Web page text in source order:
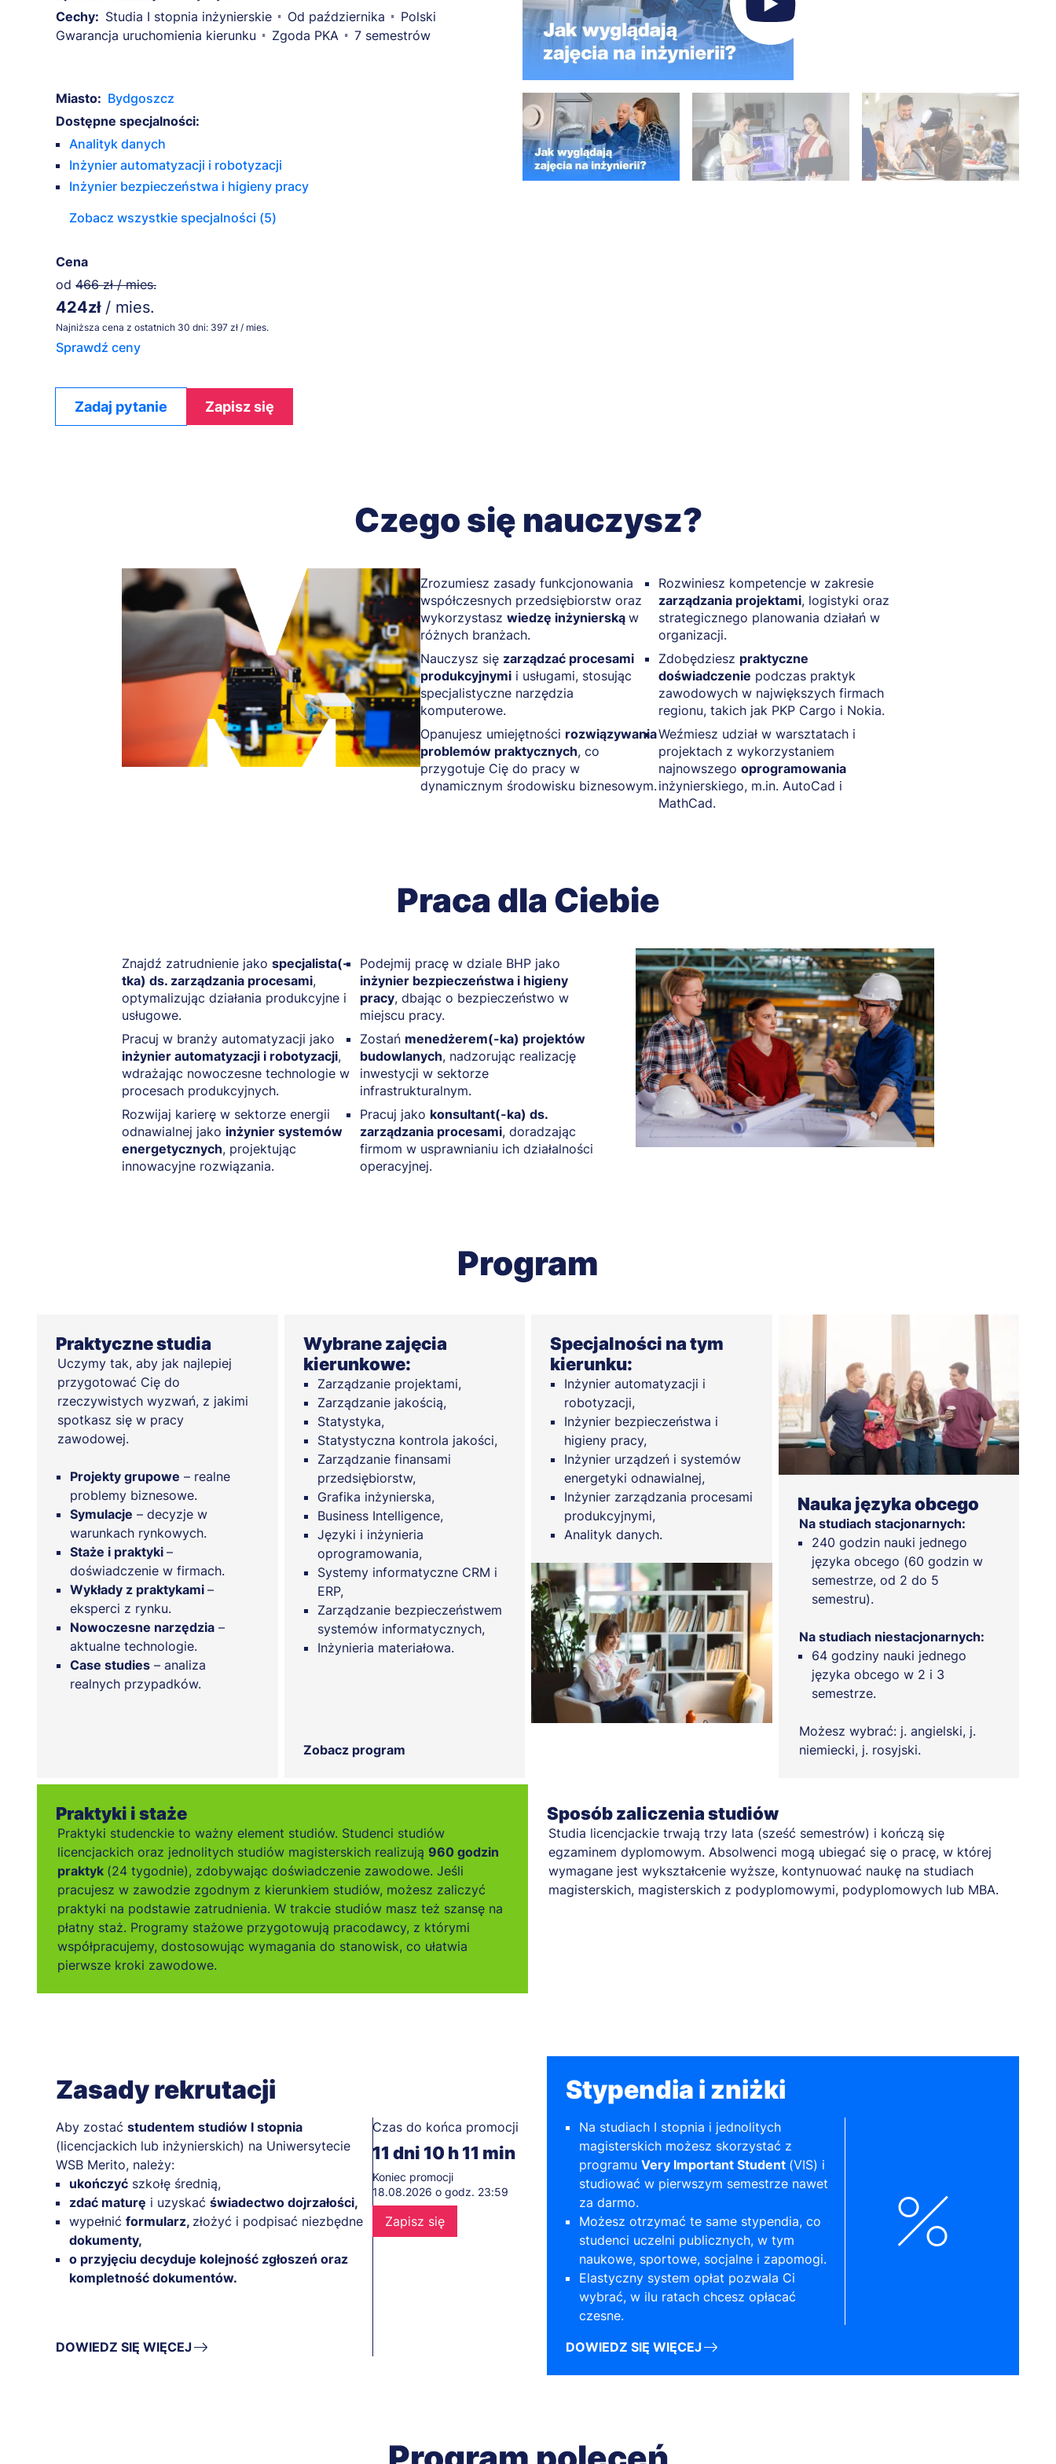
Cechy: Studia I stopnia inżynierskie Od października
Polski
Gwarancja uruchomienia kierunku
Zgoda PKA 7 semestrów
Miasto: Bydgoszcz
Dostępne specjalności:
Analityk danych
Inżynier automatyzacji i robotyzacji
Inżynier bezpieczeństwa i higieny pracy
Zobacz wszystkie specjalności (5)
Cena
od 466 zł / mies.
424zł / mies.
Najniższa cena z ostatnich 30 dni: 397 zł / mies.
Sprawdź ceny
Zadaj pytanie Zapisz się
Czego się nauczysz?
Zrozumiesz zasady funkcjonowania
współczesnych przedsiębiorstw oraz
wykorzystasz wiedzę inżynierską w
różnych branżach.
Nauczysz się zarządzać procesami
produkcyjnymi i usługami, stosując
specjalistyczne narzędzia
komputerowe.
Opanujesz umiejętności rozwiązywania
problemów praktycznych, co
przygotuje Cię do pracy w
dynamicznym środowisku biznesowym.
Rozwiniesz kompetencje w zakresie
zarządzania projektami, logistyki oraz
strategicznego planowania działań w
organizacji.
Zdobędziesz praktyczne
doświadczenie podczas praktyk
zawodowych w największych firmach
regionu, takich jak PKP Cargo i Nokia.
Weźmiesz udział w warsztatach i
projektach z wykorzystaniem
najnowszego oprogramowania
inżynierskiego, m.in. AutoCad i
MathCad.
Praca dla Ciebie
Znajdź zatrudnienie jako specjalista(-
tka) ds. zarządzania procesami,
optymalizując działania produkcyjne i
usługowe.
Pracuj w branży automatyzacji jako
inżynier automatyzacji i robotyzacji,
wdrażając nowoczesne technologie w
procesach produkcyjnych.
Rozwijaj karierę w sektorze energii
odnawialnej jako inżynier systemów
energetycznych, projektując
innowacyjne rozwiązania.
Podejmij pracę w dziale BHP jako
inżynier bezpieczeństwa i higieny
pracy, dbając o bezpieczeństwo w
miejscu pracy.
Zostań menedżerem(-ka) projektów
budowlanych, nadzorując realizację
inwestycji w sektorze
infrastrukturalnym.
Pracuj jako konsultant(-ka) ds.
zarządzania procesami, doradzając
firmom w usprawnianiu ich działalności
operacyjnej.
Program
Praktyczne studia
Uczymy tak, aby jak najlepiej
przygotować Cię do
rzeczywistych wyzwań, z jakimi
spotkasz się w pracy
zawodowej.
Projekty grupowe – realne
problemy biznesowe.
Symulacje – decyzje w
warunkach rynkowych.
Staże i praktyki –
doświadczenie w firmach.
Wykłady z praktykami –
eksperci z rynku.
Nowoczesne narzędzia –
aktualne technologie.
Case studies – analiza
realnych przypadków.
Wybrane zajęcia
kierunkowe:
Zarządzanie projektami,
Zarządzanie jakością,
Statystyka,
Statystyczna kontrola jakości,
Zarządzanie finansami
przedsiębiorstw,
Grafika inżynierska,
Business Intelligence,
Języki i inżynieria
oprogramowania,
Systemy informatyczne CRM i
ERP,
Zarządzanie bezpieczeństwem
systemów informatycznych,
Inżynieria materiałowa.
Zobacz program
Specjalności na tym
kierunku:
Inżynier automatyzacji i
robotyzacji,
Inżynier bezpieczeństwa i
higieny pracy,
Inżynier urządzeń i systemów
energetyki odnawialnej,
Inżynier zarządzania procesami
produkcyjnymi,
Analityk danych.
Nauka języka obcego
Na studiach stacjonarnych:
240 godzin nauki jednego
języka obcego (60 godzin w
semestrze, od 2 do 5
semestru).
Na studiach niestacjonarnych:
64 godziny nauki jednego
języka obcego w 2 i 3
semestrze.
Możesz wybrać: j. angielski, j.
niemiecki, j. rosyjski.
Praktyki i staże
Praktyki studenckie to ważny element studiów. Studenci studiów
licencjackich oraz jednolitych studiów magisterskich realizują 960 godzin
praktyk (24 tygodnie), zdobywając doświadczenie zawodowe. Jeśli
pracujesz w zawodzie zgodnym z kierunkiem studiów, możesz zaliczyć
praktyki na podstawie zatrudnienia. W trakcie studiów masz też szansę na
płatny staż. Programy stażowe przygotowują pracodawcy, z którymi
współpracujemy, dostosowując wymagania do stanowisk, co ułatwia
pierwsze kroki zawodowe.
Sposób zaliczenia studiów
Studia licencjackie trwają trzy lata (sześć semestrów) i kończą się
egzaminem dyplomowym. Absolwenci mogą ubiegać się o pracę, w której
wymagane jest wykształcenie wyższe, kontynuować naukę na studiach
magisterskich, magisterskich z podyplomowymi, podyplomowych lub MBA.
Zasady rekrutacji
Aby zostać studentem studiów I stopnia
(licencjackich lub inżynierskich) na Uniwersytecie
WSB Merito, należy:
ukończyć szkołę średnią,
zdać maturę i uzyskać świadectwo dojrzałości,
wypełnić formularz, złożyć i podpisać niezbędne
dokumenty,
o przyjęciu decyduje kolejność zgłoszeń oraz
kompletność dokumentów.
DOWIEDZ SIĘ WIĘCEJ
Czas do końca promocji
11 dni 10 h11 min
Koniec promocji
18.08.2026 o godz. 23:59
Zapisz się
Stypendia i zniżki
Na studiach I stopnia i jednolitych
magisterskich możesz skorzystać z
programu Very Important Student (VIS) i
studiować w pierwszym semestrze nawet
za darmo.
Możesz otrzymać te same stypendia, co
studenci uczelni publicznych, w tym
naukowe, sportowe, socjalne i zapomogi.
Elastyczny system opłat pozwala Ci
wybrać, w ilu ratach chcesz opłacać
czesne.
DOWIEDZ SIĘ WIĘCEJ